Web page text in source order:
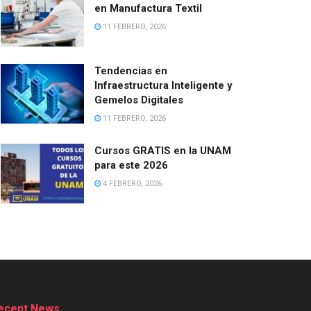
en Manufactura Textil
11 FEBRERO, 2026
Tendencias en
Infraestructura Inteligente y
Gemelos Digitales
11 FEBRERO, 2026
Cursos GRATIS en la UNAM
para este 2026
4 FEBRERO, 2026
News